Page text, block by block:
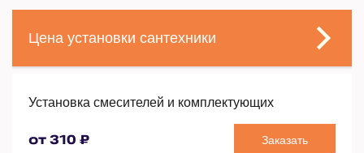
Цена установки сантехники
Установка смесителей и комплектующих
от 310 ₽ Заказать